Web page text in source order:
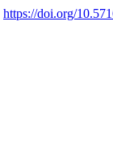
https://doi.org/